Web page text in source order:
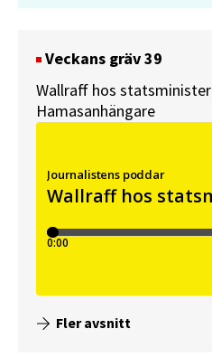
Veckans gräv 39
Wallraff hos
Hamasanhängare
Fler avsnitt